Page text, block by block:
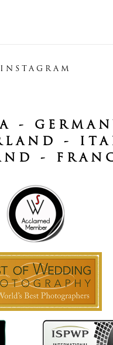
INSTAGRAM
-
-
-